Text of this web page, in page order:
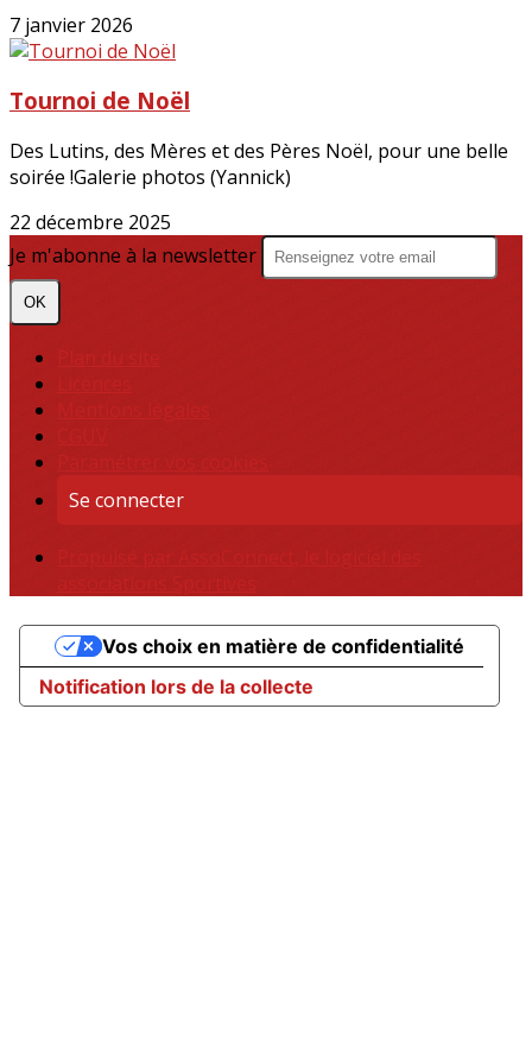
7 janvier 2026
Tournoi de Noël
Des Lutins, des Mères et des Pères Noël, pour une belle
soirée !Galerie photos (Yannick)
22 décembre 2025
Je m'abonne à la newsletter
OK
Plan du site
Mentions légales
CGUV
Paramétrer vos cookies
Se connecter
Propulsé par AssoConnect, le logiciel des
associations Sportives
Notification lors de la collecte
Vos choix en matière de confidentialité